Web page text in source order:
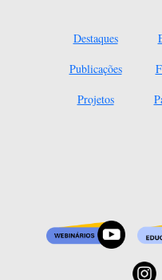
Destaques
Publicações
Projetos